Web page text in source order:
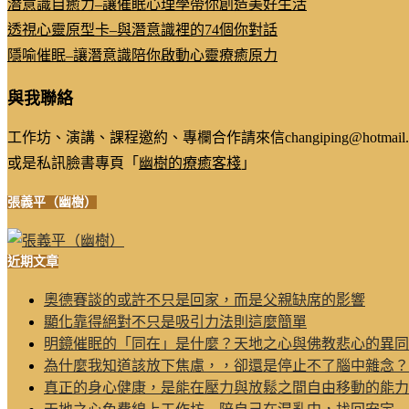
潛意識自癒力–讓催眠心理學帶你創造美好生活
透視心靈原型卡–與潛意識裡的74個你對話
隱喻催眠–讓潛意識陪你啟動心靈療癒原力
與我聯絡
工作坊、演講、課程邀約、專欄合作請來信
或是私訊臉書專頁「 幽樹的療癒客棧 」
張義平（幽樹）
近期文章
奧德賽談的或許不只是回家，而是父親缺席的影響
顯化靠得絕對不只是吸引力法則這麼簡單
明鏡催眠的「同在」是什麼？天地之心與佛教悲心的異同
為什麼我知道該放下焦慮，，卻還是停止不了腦中雜念？
真正的身心健康，是能在壓力與放鬆之間自由移動的能力